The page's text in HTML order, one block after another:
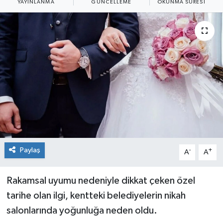
YAYINLANMA GÜNCELLEME OKUNMA SÜRESI
Paylaş A- A+
Rakamsal uyumu nedeniyle dikkat çeken özel
tarihe olan ilgi, kentteki belediyelerin nikah
salonlarında yoğunluğa neden oldu.
Siyaset